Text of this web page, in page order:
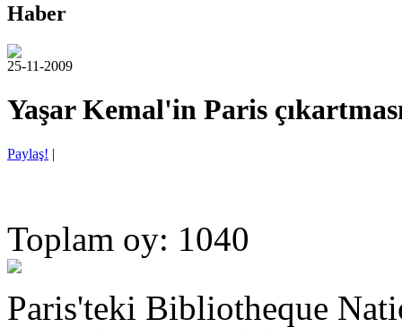
Haber
25-11-2009
Yaşar Kemal'in Paris
Paylaş! |
Toplam oy: 1040
Paris'teki Bibliotheque